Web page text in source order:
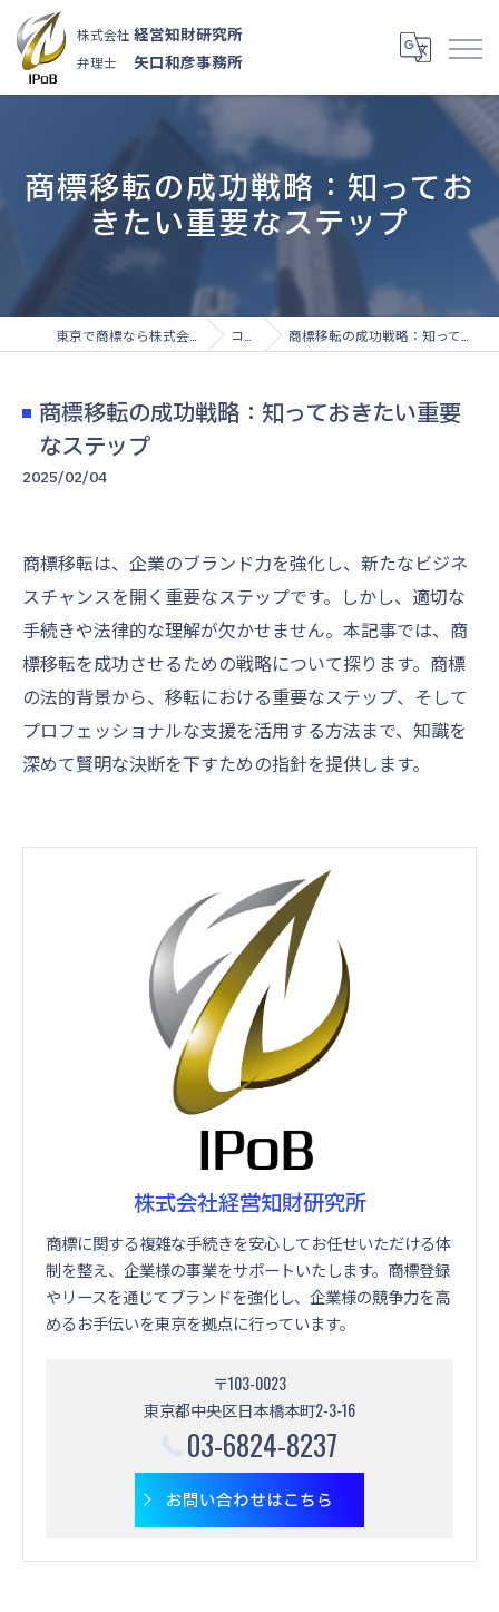
株式会社 経営知財研究所
弁理士 矢口和彦事務所
商標移転の成功戦略：知ってお
きたい重要なステップ
コラム 商標移転の成功戦略：知っておきたい重要なステップ
商標移転の成功戦略：知っておきたい重要
なステップ
2025/02/04
商標移転は、企業のブランド力を強化し、新たなビジネ
スチャンスを開く重要なステップです。しかし、適切な
手続きや法律的な理解が欠かせません。本記事では、商
標移転を成功させるための戦略について探ります。商標
の法的背景から、移転における重要なステップ、そして
プロフェッショナルな支援を活用する方法まで、知識を
深めて賢明な決断を下すための指針を提供します。
株式会社経営知財研究所
商標に関する複雑な手続きを安心してお任せいただける体
制を整え、企業様の事業をサポートいたします。商標登録
やリースを通じてブランドを強化し、企業様の競争力を高
めるお手伝いを東京を拠点に行っています。
〒103-0023
東京都中央区日本橋本町2-3-16
03-6824-8237
お問い合わせはこちら